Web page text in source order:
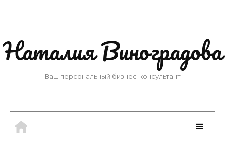
Наталия Виноградова
Ваш персональный бизнес-консультант